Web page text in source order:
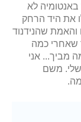
לא
את היד הרחק
שהנידנוד
שאחרי כמה
מביך... אני
משם